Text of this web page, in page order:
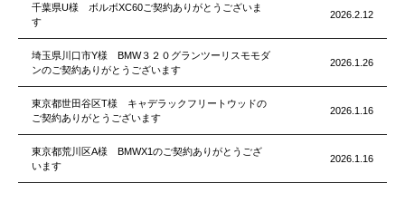
千葉県U様 ボルボXC60ご契約ありがとうございま
す
2026.2.12
埼玉県川口市Y様 BMW３２０グランツーリスモモダ
ンのご契約ありがとうございます
2026.1.26
東京都世田谷区T様 キャデラックフリートウッドの
ご契約ありがとうございます
2026.1.16
東京都荒川区A様 BMWX1のご契約ありがとうござ
います
2026.1.16